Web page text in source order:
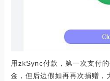
用zkSync付款，第一次支付
金，但后边假如再再次捐赠，